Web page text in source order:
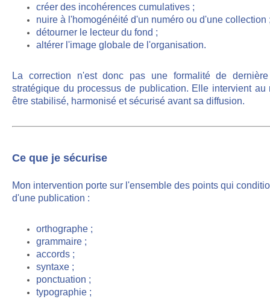
créer des incohérences cumulatives ;
nuire à l'homogénéité d'un numéro ou d'une collection
détourner le lecteur du fond ;
altérer l'image globale de l'organisation.
La correction n'est donc pas une formalité de
stratégique du processus de publication. Elle intervient
être stabilisé, harmonisé et sécurisé avant sa diffusion.
Ce que je sécurise
Mon intervention porte sur l'ensemble des points qui
d'une publication :
orthographe ;
grammaire ;
accords ;
syntaxe ;
ponctuation ;
typographie ;